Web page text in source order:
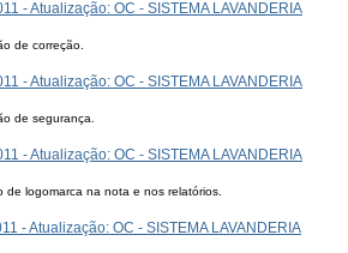
- Atualização: OC - SISTEMA LAVANDERIA
de correção.
- Atualização: OC - SISTEMA LAVANDERIA
de segurança.
- Atualização: OC - SISTEMA LAVANDERIA
de logomarca na nota e nos relatórios.
- Atualização: OC - SISTEMA LAVANDERIA